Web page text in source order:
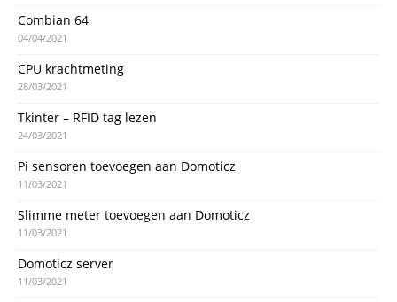
Combian 64
04/04/2021
CPU krachtmeting
28/03/2021
Tkinter – RFID tag lezen
24/03/2021
Pi sensoren toevoegen aan Domoticz
11/03/2021
Slimme meter toevoegen aan Domoticz
11/03/2021
Domoticz server
11/03/2021